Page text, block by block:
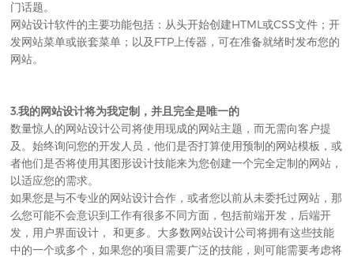
门话题。
网站设计软件的主要功能包括：从头开始创建HTML或CSS文件；开
发网站菜单或嵌套菜单；以及FTP上传器，可在准备就绪时发布您的
网站。
3.我的网站设计将为我定制，并且完全是唯一的
数量惊人的网站设计公司将使用现成的网站主题，而无需向客户提
及。始终询问您的开发人员，他们是否打算使用预制的网站模板，或
者他们是否将使用其图形设计技能来为您创建一个完全定制的网站，
以适应您的需求。
如果您是与不专业的网站设计合作，或者您以前从未委托过网站，那
么您可能不会意识到工作有很多不同方面，包括前端开发，后端开
发，用户界面设计， 和更多。大多数网站设计公司将拥有这些技能
中的一个或多个，如果您的项目需要广泛的技能，则可能需要考虑将